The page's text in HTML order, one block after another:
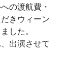
の渡航費・
きウィーン
した。
出演させて